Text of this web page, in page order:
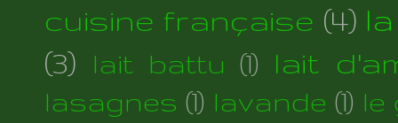
cuisine française (4)
(3)
lait battu (1) lait
lasagnes (1) lavande (1) le